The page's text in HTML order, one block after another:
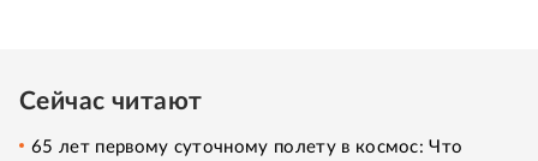
Сейчас читают
65 лет первому суточному полету в космос: Что